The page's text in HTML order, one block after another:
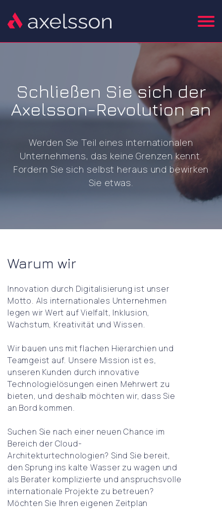
Schließen Sie sich der
Axelsson-Revolution an
Werden Sie Teil eines internationalen
Unternehmens, das keine Grenzen kennt.
Fordern Sie sich selbst heraus und bewirken
Sie etwas.
Warum wir
Innovation durch Digitalisierung ist unser
Motto. Als internationales Unternehmen
legen wir Wert auf Vielfalt, Inklusion,
Wachstum, Kreativität und Wissen.
Wir bauen uns mit flachen Hierarchien und
Teamgeist auf. Unsere Mission ist es,
unseren Kunden durch innovative
Technologielösungen einen Mehrwert zu
bieten, und deshalb möchten wir, dass Sie
an Bord kommen.
Suchen Sie nach einer neuen Chance im
Bereich der Cloud-
Architekturtechnologien? Sind Sie bereit,
den Sprung ins kalte Wasser zu wagen und
als Berater komplizierte und anspruchsvolle
internationale Projekte zu betreuen?
Möchten Sie Ihren eigenen Zeitplan